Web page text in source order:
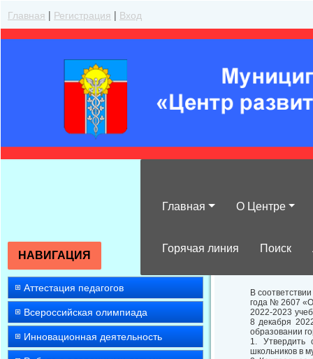
Главная | Регистрация | Вход
Главная О Центре
Горячая линия Поиск
НАВИГАЦИЯ
Аттестация педагогов
Всероссийская олимпиада
Инновационная деятельность
образовании
В
года № 2607 «О
2022-2023
8 декабря
образовании
1. Утвердить
школьников в